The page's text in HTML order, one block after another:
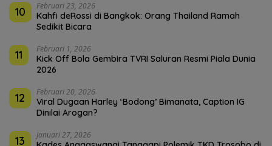
10 Februari 23, 2026
Kahfi deRossi di Bangkok: Orang Thailand Ramah
Sedikit Bicara
11 Februari 1, 2026
Kick Off Bola Gembira TVRI Saluran Resmi Piala Dunia
2026
12 Februari 20, 2026
Viral Dugaan Harley ‘Bodong’ Bimanata, Caption IG
Dinilai Arogan?
13 Januari 27, 2026